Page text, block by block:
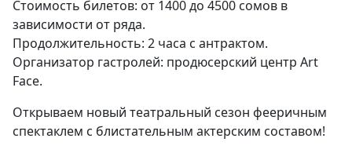
Стоимость билетов: от 1400 до 4500 сомов в
зависимости от ряда.
Продолжительность: 2 часа с антрактом.
Организатор гастролей: продюсерский центр Art
Face.
Открываем новый театральный сезон фееричным
спектаклем с блистательным актерским составом!